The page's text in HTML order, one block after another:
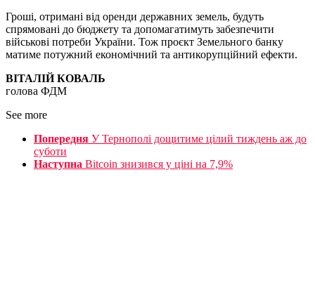
Гроші, отримані від оренди державних земель, будуть
спрямовані до бюджету та допомагатимуть забезпечити
військові потреби України. Тож проєкт Земельного банку
матиме потужний економічний та антикорупційний ефекти.
ВІТАЛІЙ КОВАЛЬ
голова ФДМ
See more
Попередня У Тернополі дощитиме цілий тиждень аж до
суботи
Наступна Bitcoin знизився у ціні на 7,9%